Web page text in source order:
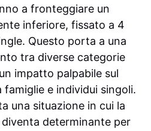
a fronteggiare un
inferiore, fissato a 4
Questo porta a una
tra diverse categorie
impatto palpabile sul
famiglie e individui singoli.
una situazione in cui la
determinante per